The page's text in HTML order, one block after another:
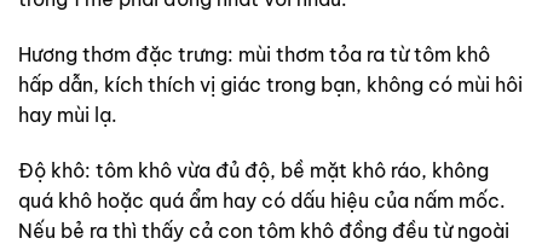
Hương thơm đặc trưng: mùi thơm tỏa ra từ tôm khô
hấp dẫn, kích thích vị giác trong bạn, không có mùi hôi
hay mùi lạ.
Độ khô: tôm khô vừa đủ độ, bề mặt khô ráo, không
quá khô hoặc quá ẩm hay có dấu hiệu của nấm mốc.
Nếu bẻ ra thì thấy cả con tôm khô đồng đều từ ngoài